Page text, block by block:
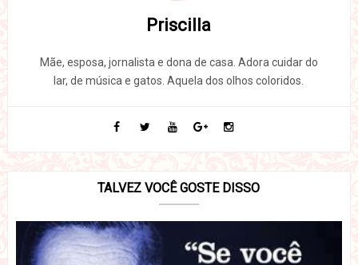
Priscilla
Mãe, esposa, jornalista e dona de casa. Adora cuidar do
lar, de música e gatos. Aquela dos olhos coloridos.
TALVEZ VOCÊ GOSTE DISSO